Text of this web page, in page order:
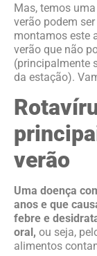
Mas, temos
verão podem
montamos este
verão que não
(principalmente
da estação).
verão
Uma doença
anos e que
febre e
oral, ou seja,
alimentos